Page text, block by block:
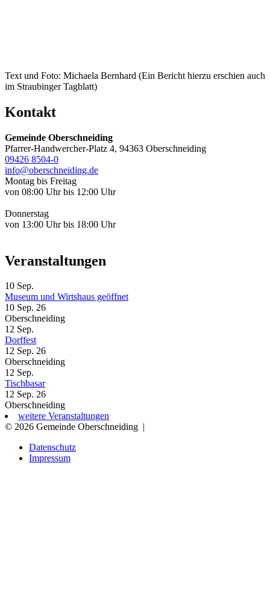
Text und Foto: Michaela Bernhard (Ein Bericht hierzu erschien auch
im Straubinger Tagblatt)
Kontakt
Gemeinde Oberschneiding
Pfarrer-Handwercher-Platz 4, 94363 Oberschneiding
09426 8504-0
info@oberschneiding.de
Montag bis Freitag
von 08:00 Uhr bis 12:00 Uhr
Donnerstag
von 13:00 Uhr bis 18:00 Uhr
Veranstaltungen
10 Sep.
Museum und Wirtshaus geöffnet
10 Sep. 26
Oberschneiding
12 Sep.
Dorffest
12 Sep. 26
Oberschneiding
12 Sep.
Tischbasar
12 Sep. 26
Oberschneiding
weitere Veranstaltungen
© 2026 Gemeinde Oberschneiding |
Datenschutz
Impressum